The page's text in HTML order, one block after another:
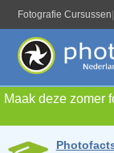
Fotografie Cursussen
Maak deze zomer